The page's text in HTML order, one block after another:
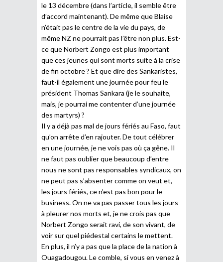
le 13 décembre (dans l’article, il semble être
d’accord maintenant). De même que Blaise
n’était pas le centre de la vie du pays, de
même NZ ne pourrait pas l’être non plus. Est-
ce que Norbert Zongo est plus important
que ces jeunes qui sont morts suite à la crise
de fin octobre ? Et que dire des Sankaristes,
faut-il également une journée pour feu le
président Thomas Sankara (je le souhaite,
mais, je pourrai me contenter d’une journée
des martyrs) ?
Il y a déjà pas mal de jours fériés au Faso, faut
qu’on arrête d’en rajouter. De tout célébrer
en une journée, je ne vois pas où ça gêne. Il
ne faut pas oublier que beaucoup d’entre
nous ne sont pas responsables syndicaux, on
ne peut pas s’absenter comme on veut et,
les jours fériés, ce n’est pas bon pour le
business. On ne va pas passer tous les jours
à pleurer nos morts et, je ne crois pas que
Norbert Zongo serait ravi, de son vivant, de
voir sur quel piédestal certains le mettent.
En plus, il n’y a pas que la place de la nation à
Ouagadougou. Le comble, si vous en venez à